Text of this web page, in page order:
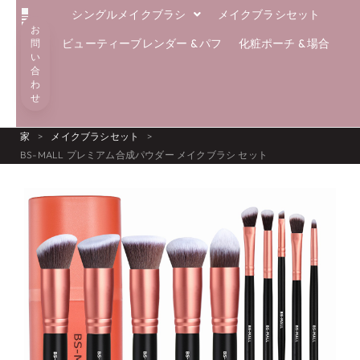
お
問
い
合
わ
せ
シングルメイクブラシ
メイクブラシセット
ビューティーブレンダー & パフ
化粧ポーチ & 場合
家 > メイクブラシセット
>
BS-MALL プレミアム合成パウダー メイクブラシ セット